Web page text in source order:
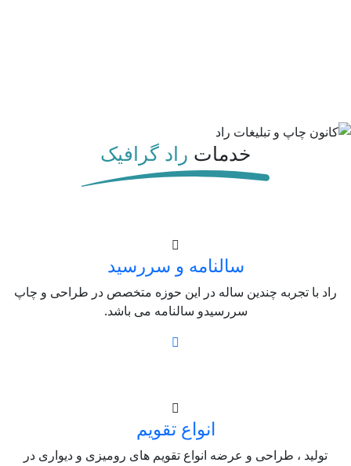
خدمات راد گرافیک
سالنامه و سررسید
راد با تجربه چندین ساله در این حوزه متخصص در طراحی و چاپ
سررسیدو سالنامه می باشد.
انواع تقویم
تولید ، طراحی و عرضه انواع تقویم های رومیزی و دیواری در